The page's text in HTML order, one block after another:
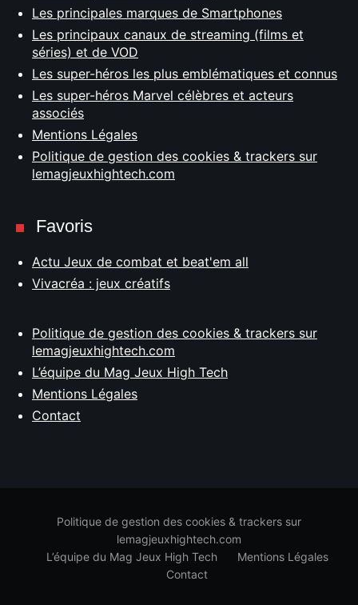
Les principales marques de Smartphones
Les principaux canaux de streaming (films et
séries) et de VOD
Les super-héros les plus emblématiques et connus
Les super-héros Marvel célèbres et acteurs
associés
Mentions Légales
Politique de gestion des cookies & trackers sur
lemagjeuxhightech.com
Favoris
Actu Jeux de combat et beat'em all
Vivacréa : jeux créatifs
Politique de gestion des cookies & trackers sur
lemagjeuxhightech.com
L’équipe du Mag Jeux High Tech
Mentions Légales
Contact
Politique de gestion des cookies & trackers sur
lemagjeuxhightech.com
L’équipe du Mag Jeux High Tech
Mentions Légales
Contact